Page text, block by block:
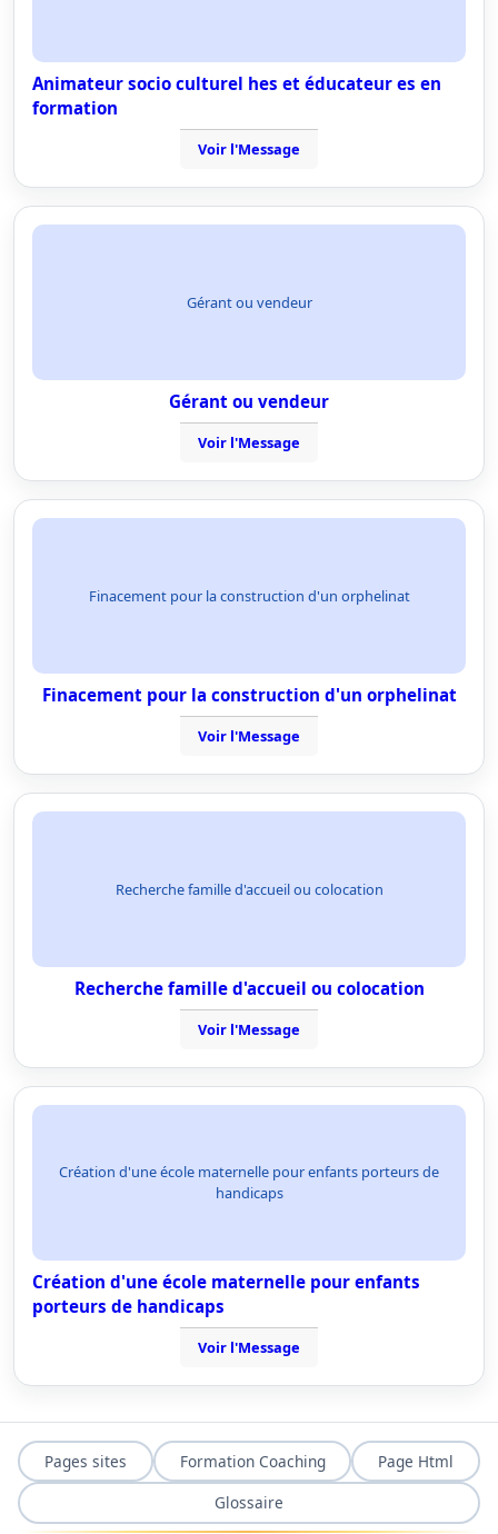
Animateur socio culturel hes et éducateur es en
formation
Voir l'Message
Gérant ou vendeur
Gérant ou vendeur
Voir l'Message
Finacement pour la construction d'un orphelinat
Finacement pour la construction d'un orphelinat
Voir l'Message
Recherche famille d'accueil ou colocation
Recherche famille d'accueil ou colocation
Voir l'Message
Création d'une école maternelle pour enfants porteurs de
handicaps
Création d'une école maternelle pour enfants
porteurs de handicaps
Voir l'Message
Pages sites Formation Coaching
Page Html
Glossaire